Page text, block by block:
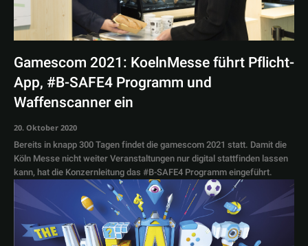
Gamescom 2021: KoelnMesse führt Pflicht-
App, #B-SAFE4 Programm und
Waffenscanner ein
20. Oktober 2020
Bereits in knapp 300 Tagen findet die gamescom 2021 statt. Damit die
Köln Messe nicht weiter Veranstaltungen nur digital stattfinden lassen
kann, hat die Konzernleitung das #B-SAFE4 Programm eingeführt.